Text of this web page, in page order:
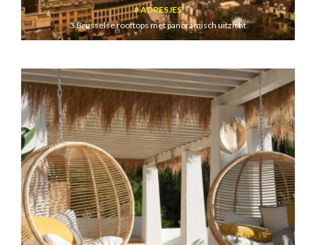
ADRESJES
3 Brusselse rooftops met panoramisch uitzicht